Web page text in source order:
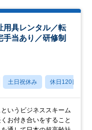
用具レンタル／転
当あり／研修制
土日祝休み 休日120日以上
いうビジネススキーム
お付き合いをすること